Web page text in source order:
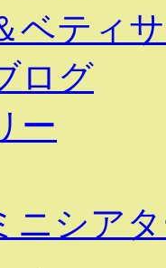
ベティ
ログ
ー
ニシア